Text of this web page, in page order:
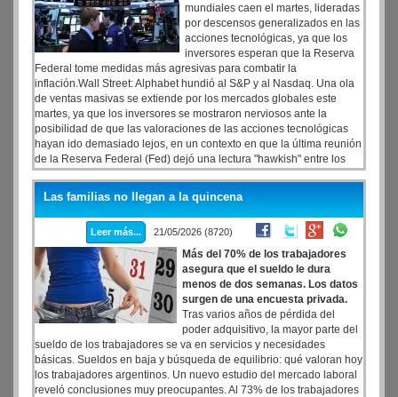
mundiales caen el martes, lideradas
por descensos generalizados en las
acciones tecnológicas, ya que los
inversores esperan que la Reserva
Federal tome medidas más agresivas para combatir la
inflación.Wall Street: Alphabet hundió al S&P y al Nasdaq. Una ola
de ventas masivas se extiende por los mercados globales este
martes, ya que los inversores se mostraron nerviosos ante la
posibilidad de que las valoraciones de las acciones tecnológicas
hayan ido demasiado lejos, en un contexto en que la última reunión
de la Reserva Federal (Fed) dejó una lectura "hawkish" entre los
operadores. El epicentro de la corrección estuvo en Asia, más
precisamente en Corea del Sur. El índice Kospi se desplomó 10%
desde su máximo histórico.
Las familias no llegan a la quincena
Leer más... 21/05/2026 (8720)
Más del 70% de los trabajadores
asegura que el sueldo le dura
menos de dos semanas. Los datos
surgen de una encuesta privada.
Tras varios años de pérdida del
poder adquisitivo, la mayor parte del
sueldo de los trabajadores se va en servicios y necesidades
básicas. Sueldos en baja y búsqueda de equilibrio: qué valoran hoy
los trabajadores argentinos. Un nuevo estudio del mercado laboral
reveló conclusiones muy preocupantes. Al 73% de los trabajadores